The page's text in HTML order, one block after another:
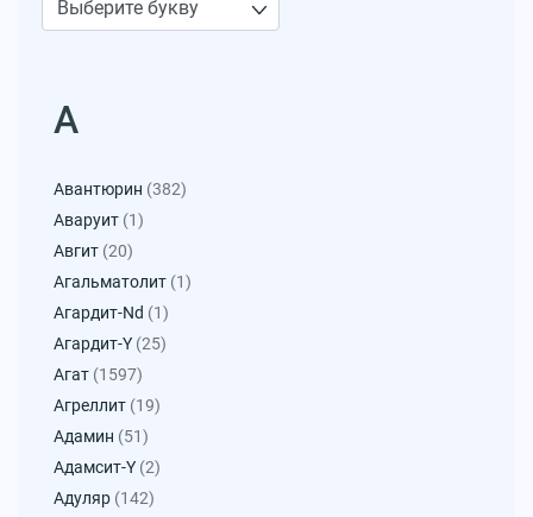
А
Авантюрин (382)
Аваруит (1)
Авгит (20)
Агальматолит (1)
Агардит-Nd (1)
Агардит-Y (25)
Агат (1597)
Агреллит (19)
Адамин (51)
Адамсит-Y (2)
Адуляр (142)